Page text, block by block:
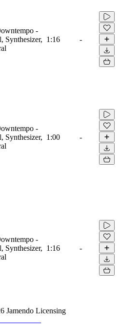
-
Synthesizer, 1:16 -
-
Synthesizer, 1:00 -
-
Synthesizer, 1:16 -
Jamendo Licensing